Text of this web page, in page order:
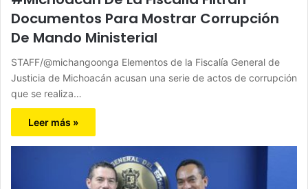
Documentos Para Mostrar Corrupción
De Mando Ministerial
STAFF/@michangoonga Elementos de la Fiscalía General de
Justicia de Michoacán acusan una serie de actos de corrupción
que se realiza…
Leer más »